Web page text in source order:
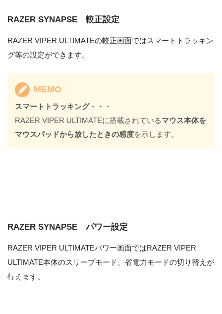
RAZER SYNAPSE 較正設定
RAZER VIPER ULTIMATEの較正画面ではスマートトラッキン
グ等の設定ができます。
MEMO
スマートトラッキング・・・
RAZER VIPER ULTIMATEに搭載されているマウス本体を
マウスパッドから放したときの感度を示します。
RAZER SYNAPSE パワー設定
RAZER VIPER ULTIMATEパワー画面ではRAZER VIPER
ULTIMATE本体のスリープモード、省電力モードの切り替えが
行えます。